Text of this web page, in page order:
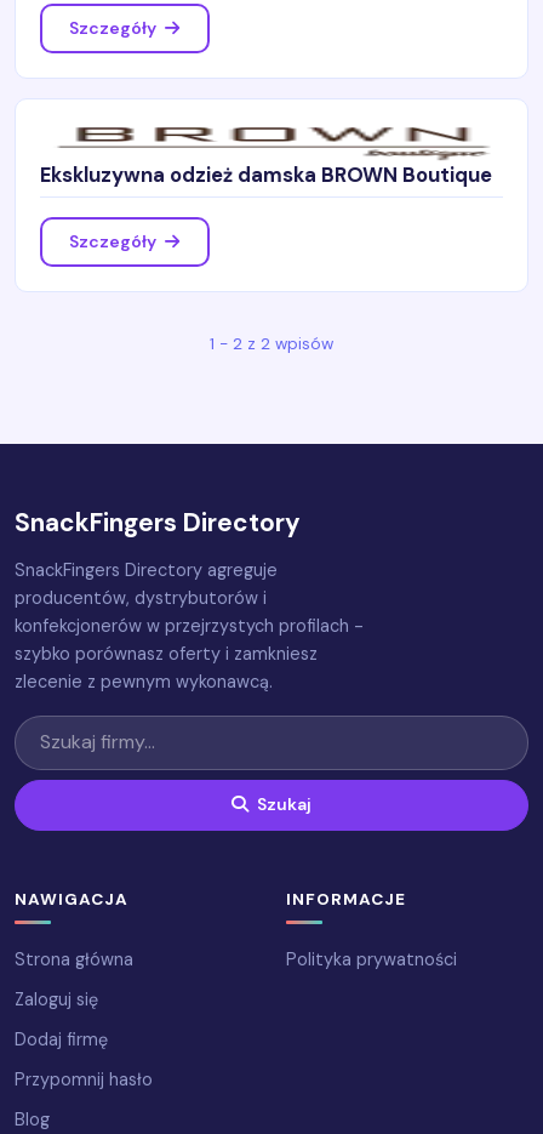
Szczegóły
Ekskluzywna odzież damska BROWN Boutique
Szczegóły
1 - 2 z 2 wpisów
SnackFingers Directory
SnackFingers Directory agreguje
producentów, dystrybutorów i
konfekcjonerów w przejrzystych profilach -
szybko porównasz oferty i zamkniesz
zlecenie z pewnym wykonawcą.
Szukaj
NAWIGACJA
Strona główna
Zaloguj się
Dodaj firmę
Przypomnij hasło
Blog
INFORMACJE
Polityka prywatności